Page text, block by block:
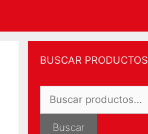
BUSCAR PRODUCTOS
Buscar
Buscar